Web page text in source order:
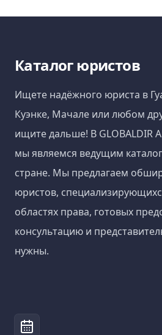
Каталог юристов
Ищете надёжного юриста в
Куэнке, Мачале или любом
ищите дальше! В GLOBALDIR
мы являемся ведущим
стране. Мы предлагаем
юристов,
областях права, готовых
консультацию и
нужны.